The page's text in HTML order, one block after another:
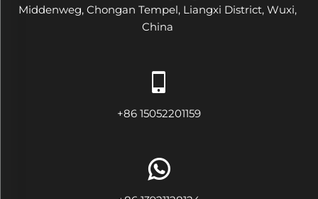
Middenweg, Chongan Tempel, Liangxi District, Wuxi,
China
+86 15052201159